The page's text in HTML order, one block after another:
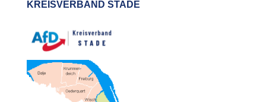
KREISVERBAND STADE